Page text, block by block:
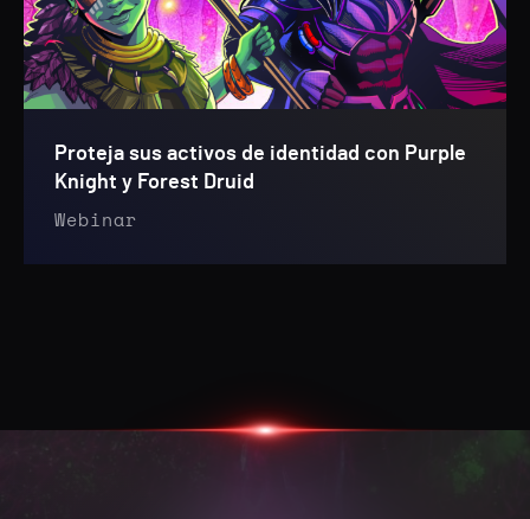
Proteja sus activos de identidad con Purple
Knight y Forest Druid
Webinar